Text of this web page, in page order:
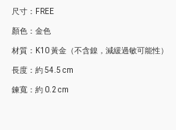
尺寸：FREE
顏色：金色
材質：K10 黃金（不含鎳，減緩過敏可能性）
長度：約 54.5 cm
鍊寬：約 0.2 cm